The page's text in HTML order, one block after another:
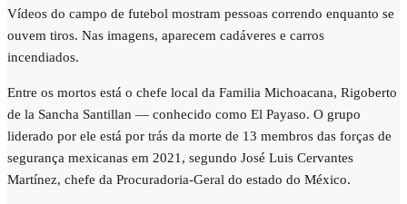
Vídeos do campo de futebol mostram pessoas correndo enquanto se
ouvem tiros. Nas imagens, aparecem cadáveres e carros
incendiados.
Entre os mortos está o chefe local da Familia Michoacana, Rigoberto
de la Sancha Santillan — conhecido como El Payaso. O grupo
liderado por ele está por trás da morte de 13 membros das forças de
segurança mexicanas em 2021, segundo José Luis Cervantes
Martínez, chefe da Procuradoria-Geral do estado do México.